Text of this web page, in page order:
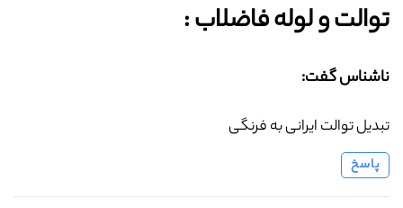
توالت و لوله فاضلاب :‌
ناشناس گفت:
تبدیل توالت ایرانی به فرنگی
پاسخ